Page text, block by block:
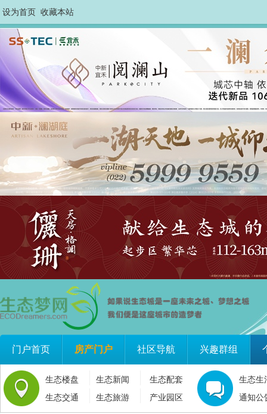
设为首页 收藏本站
门户首页 房产门户 社区导航 兴趣群组
生态楼盘 生态新闻
生态配套
生态交通
生态旅游 产业园区
生态生
通知公